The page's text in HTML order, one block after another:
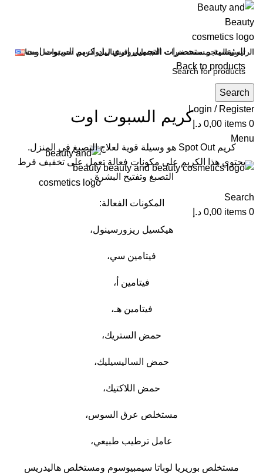
الرئيسيةالمتجر مستحضرات التجميلبروفيشنالادواتمن نحنتواصل معنا
Search
Login / Register
0
items
0,00 د.إ
Menu
Search
0
items
0,00 د.إ
الرئيسيةمستحضرات التجميلإتري بيلكريم السبوت اوت
Back to products
Click to enlarge
كريم السبوت اوت
كريم Spot Out هو وسيلة قوية لعلاج التصبغ في المنزل.
يحتوي هذا الكريم على مكونات فعالة تعمل على تخفيف فرط
التصبغ وتفتيح البشرة .
المكونات الفعالة:
هيكسيل ريزورسينول،
فيتامين سي،
فيتامين أ،
فيتامين هـ،
حمض الستريك،
حمض الساليسيليك،
حمض اللاكتيك،
مستخلص عرق السوس،
عامل ترطيب طبيعي،
مستخلص بوريريا لوباتا سيمبيوسوم ومستخلص هاليدريس